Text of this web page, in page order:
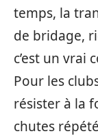
temps, la
de bridage,
c’est un vrai
Pour les
résister à la
chutes